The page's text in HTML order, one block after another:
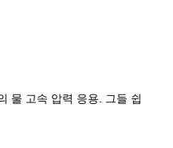
물 고속 압력 응용. 그들 쉽